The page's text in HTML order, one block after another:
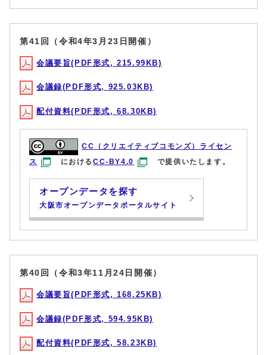
第41回（令和4年3月23日開催）
会議要旨(PDF形式, 215.99KB)
会議録(PDF形式, 925.03KB)
配付資料(PDF形式, 68.30KB)
CC（クリエイティブコモンズ）ライセン
ス
におけるCC-BY4.0 で提供いたします。
オープンデータを探す
大阪市オープンデータポータルサイト
第40回（令和3年11月24日開催）
会議要旨(PDF形式, 168.25KB)
会議録(PDF形式, 594.95KB)
配付資料(PDF形式, 58.23KB)